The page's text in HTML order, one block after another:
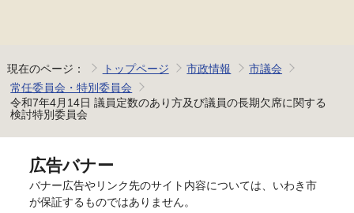
現在のページ： トップページ 市政情報
市議会
常任委員会・特別委員会
令和7年4月14日 議員定数のあり方及び議員の長期欠席に関する
検討特別委員会
広告バナー
バナー広告やリンク先のサイト内容については、いわき市
が保証するものではありません。